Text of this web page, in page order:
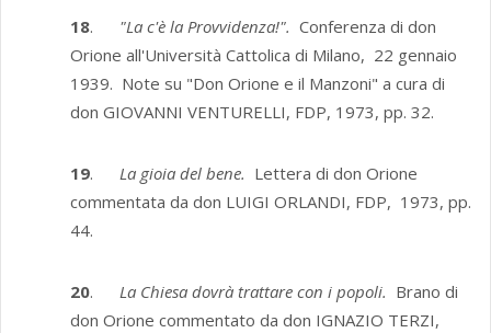
18. "La c'è la Provvidenza!". Conferenza di don
Orione all'Università Cattolica di Milano, 22 gennaio
1939. Note su "Don Orione e il Manzoni" a cura di
don GIOVANNI VENTURELLI, FDP, 1973, pp. 32.
19. La gioia del bene. Lettera di don Orione
commentata da don LUIGI ORLANDI, FDP, 1973, pp.
44.
20. La Chiesa dovrà trattare con i popoli. Brano di
don Orione commentato da don IGNAZIO TERZI,